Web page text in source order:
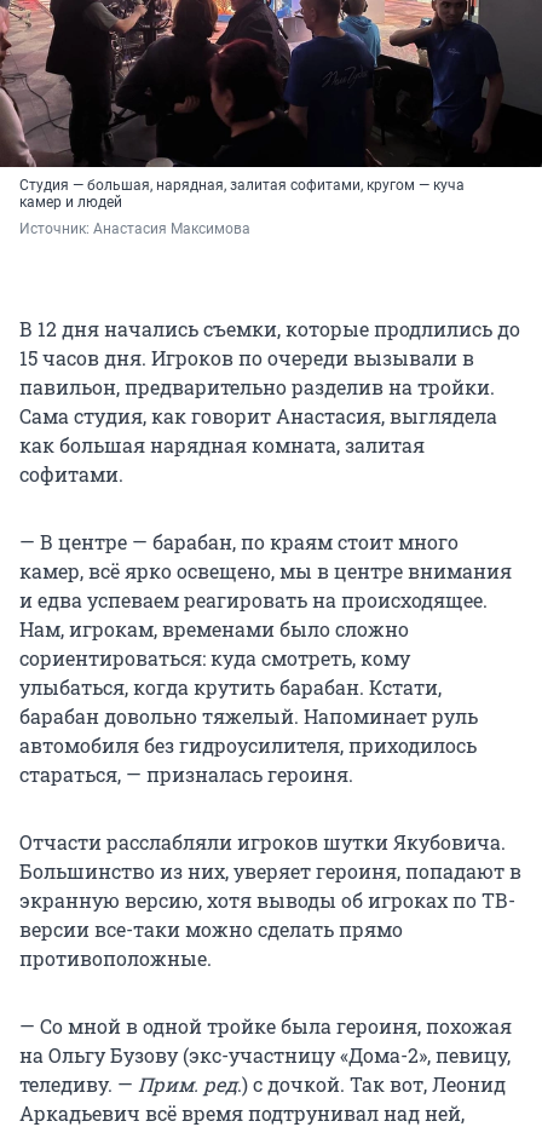
Студия — большая, нарядная, залитая софитами, кругом — куча
камер и людей
Источник: Анастасия Максимова
В 12 дня начались съемки, которые продлились до
15 часов дня. Игроков по очереди вызывали в
павильон, предварительно разделив на тройки.
Сама студия, как говорит Анастасия, выглядела
как большая нарядная комната, залитая
софитами.
— В центре — барабан, по краям стоит много
камер, всё ярко освещено, мы в центре внимания
и едва успеваем реагировать на происходящее.
Нам, игрокам, временами было сложно
сориентироваться: куда смотреть, кому
улыбаться, когда крутить барабан. Кстати,
барабан довольно тяжелый. Напоминает руль
автомобиля без гидроусилителя, приходилось
стараться, — призналась героиня.
Отчасти расслабляли игроков шутки Якубовича.
Большинство из них, уверяет героиня, попадают в
экранную версию, хотя выводы об игроках по ТВ-
версии все-таки можно сделать прямо
противоположные.
— Со мной в одной тройке была героиня, похожая
на Ольгу Бузову (экс-участницу «Дома-2», певицу,
теледиву. — Прим. ред.) с дочкой. Так вот, Леонид
Аркадьевич всё время подтрунивал над ней,